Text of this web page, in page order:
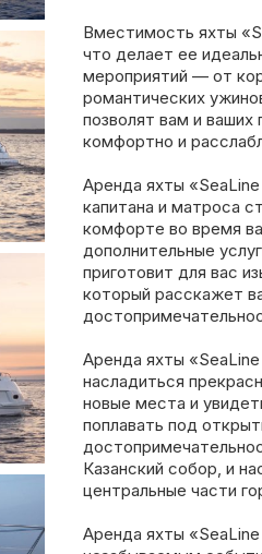
Вместимость яхты
что делает ее
мероприятий — от
романтических
позволят вам и
комфортно и
Аренда яхты
капитана и матроса
комфорте во время
дополнительные
приготовит для вас
который расскажет
Аренда яхты
насладиться
новые места и
поплавать под
Казанский собор, и
центральные части
Аренда яхты